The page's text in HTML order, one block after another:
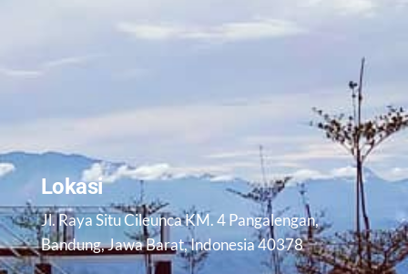
Lokasi
Jl. Raya Situ Cileunca KM. 4 Pangalengan,
Bandung, Jawa Barat, Indonesia 40378